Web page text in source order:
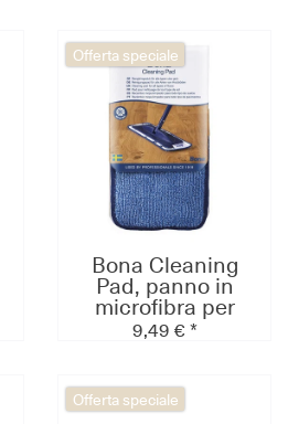
Offerta speciale
Bona Cleaning
Pad, panno in
microfibra per
l'applicazione del
9,49 € *
Offerta speciale